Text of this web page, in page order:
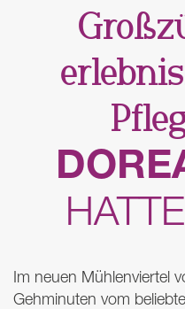
Im neuen Mühlenviertel
Gehminuten vom